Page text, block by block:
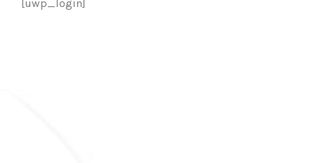
[uwp_login]